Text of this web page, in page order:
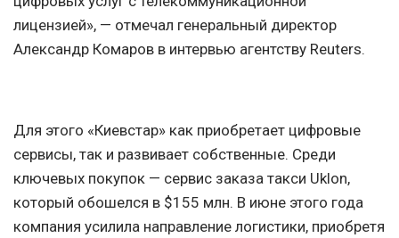
лицензией», — отмечал генеральный директор
Александр Комаров в интервью агентству Reuters.
Для этого «Киевстар» как приобретает цифровые
сервисы, так и развивает собственные. Среди
ключевых покупок — сервис заказа такси Uklon,
который обошелся в $155 млн. В июне этого года
компания усилила направление логистики, приобретя